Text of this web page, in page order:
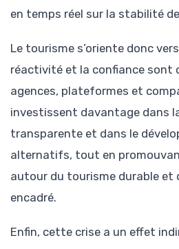
en temps réel sur la stabilité
Le tourisme s’oriente donc
réactivité et la confiance sont
agences, plateformes et
investissent davantage dans
transparente et dans le
alternatifs, tout en
autour du tourisme durable et
encadré.
Enfin, cette crise a un effet